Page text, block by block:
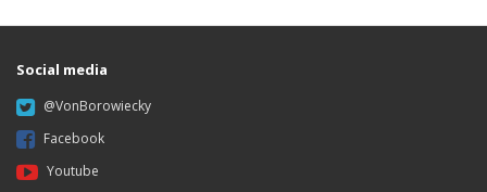
Social media
@VonBorowiecky
Facebook
Youtube